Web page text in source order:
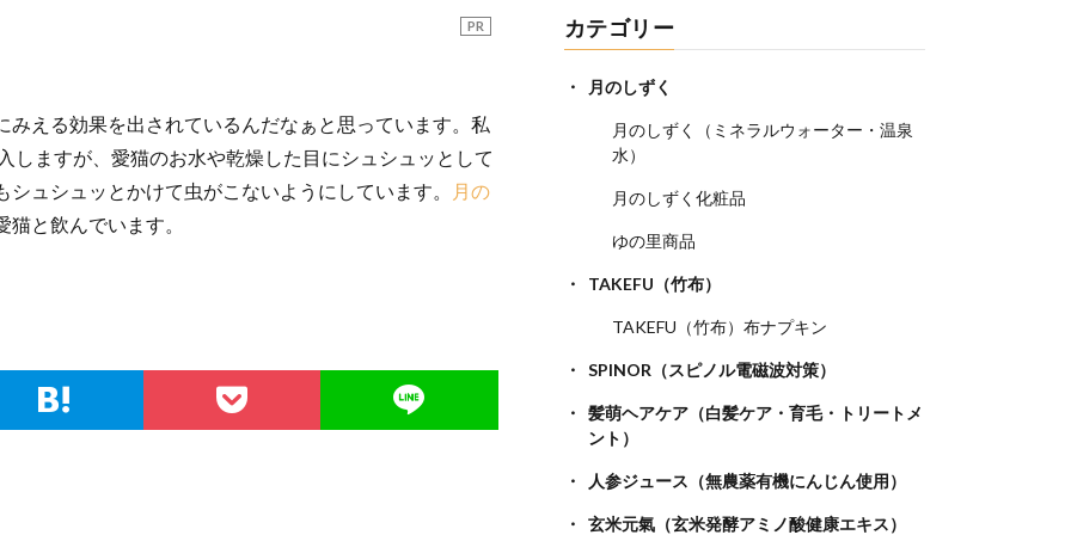
PR
える効果を出されているんだなぁと思っています。私
しますが、愛猫のお水や乾燥した目にシュシュッとして
ュシュッとかけて虫がこないようにしています。
月の
と飲んでいます。
カテゴリー
月のしずく
月のしずく（ミネラルウォーター・温泉
水）
月のしずく化粧品
ゆの里商品
TAKEFU（竹布）
TAKEFU（竹布）布ナプキン
SPINOR（スピノル電磁波対策）
髪萌ヘアケア（白髪ケア・育毛・トリートメ
ント）
人参ジュース（無農薬有機にんじん使用）
玄米元氣（玄米発酵アミノ酸健康エキス）